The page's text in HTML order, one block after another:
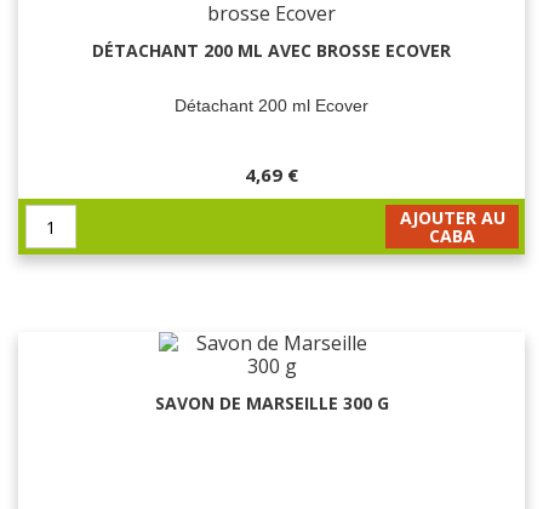
DÉTACHANT 200 ML AVEC BROSSE ECOVER
Détachant 200 ml Ecover
4,69 €
AJOUTER AU
CABA
SAVON DE MARSEILLE 300 G